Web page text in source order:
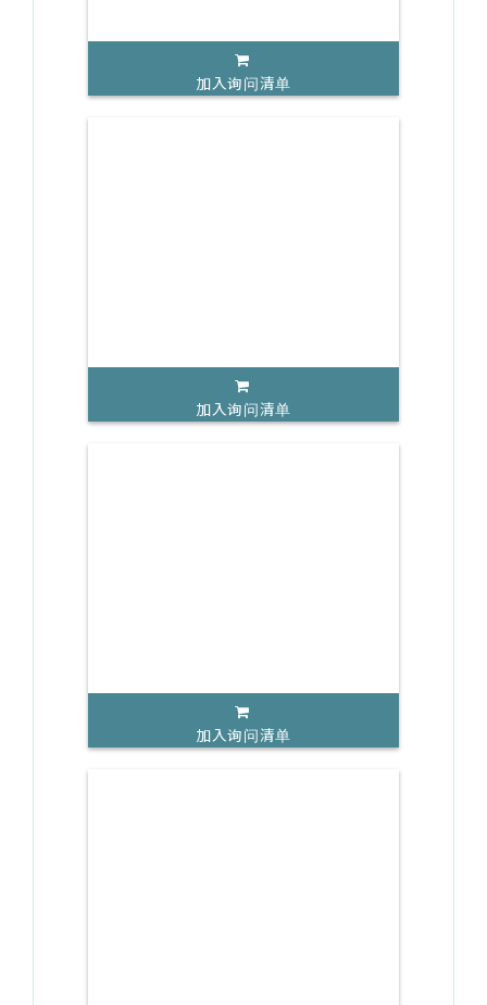
加入询问清单
加入询问清单
加入询问清单